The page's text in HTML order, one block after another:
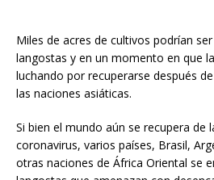
Miles de acres de cultivos podrían
langostas y en un momento en que
luchando por recuperarse después
las naciones asiáticas.
Si bien el mundo aún se recupera de
coronavirus, varios países, Brasil,
otras naciones de África Oriental se